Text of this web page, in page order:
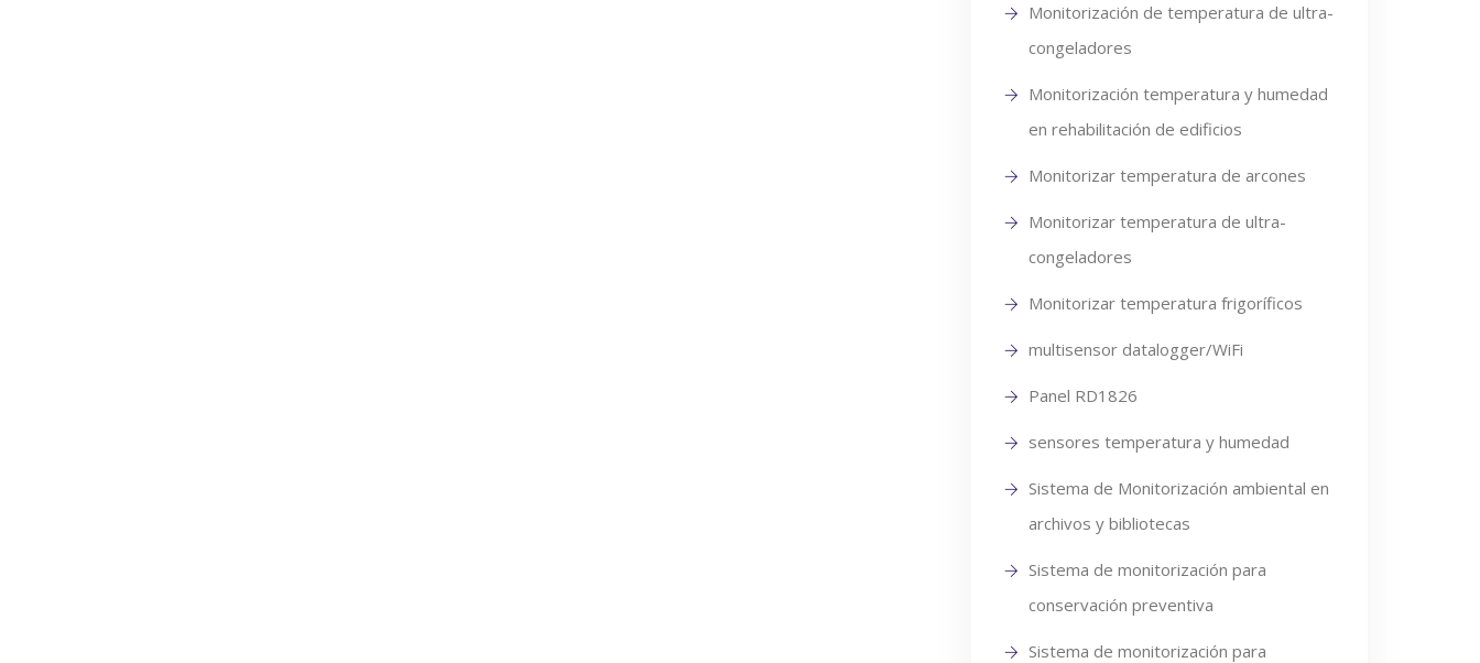
Monitorización de temperatura de ultra-
congeladores
Monitorización temperatura y humedad
en rehabilitación de edificios
Monitorizar temperatura de arcones
Monitorizar temperatura de ultra-
congeladores
Monitorizar temperatura frigoríficos
multisensor datalogger/WiFi
Panel RD1826
sensores temperatura y humedad
Sistema de Monitorización ambiental en
archivos y bibliotecas
Sistema de monitorización para
conservación preventiva
Sistema de monitorización para